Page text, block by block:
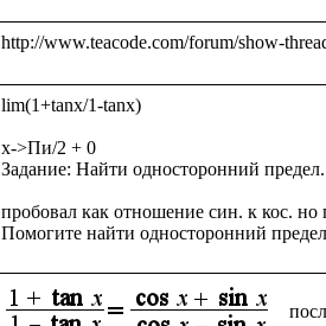
lim(1+tanx/1-tanx)
x->Пи/2 + 0
Задание: Найти односторонний предел.
пробовал как отношение син. к кос. но